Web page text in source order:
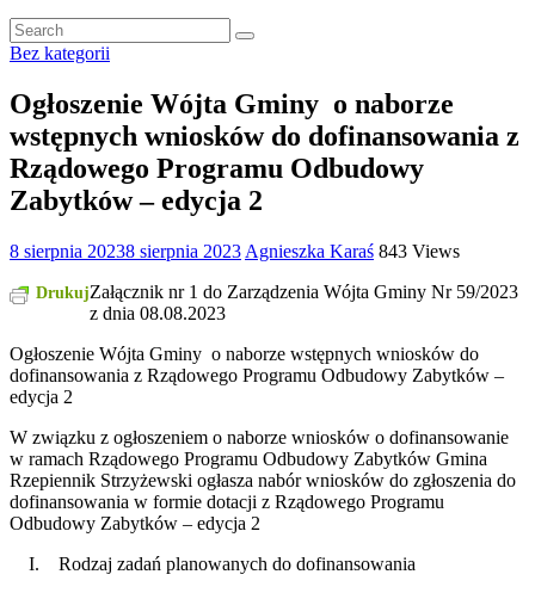
Bez kategorii
Ogłoszenie Wójta Gminy o naborze
wstępnych wniosków do dofinansowania z
Rządowego Programu Odbudowy
Zabytków – edycja 2
8 sierpnia 20238 sierpnia 2023 Agnieszka Karaś 843 Views
DrukujZałącznik nr 1 do Zarządzenia Wójta Gminy Nr 59/2023
z dnia 08.08.2023
Ogłoszenie Wójta Gminy o naborze wstępnych wniosków do
dofinansowania z Rządowego Programu Odbudowy Zabytków –
edycja 2
W związku z ogłoszeniem o naborze wniosków o dofinansowanie
w ramach Rządowego Programu Odbudowy Zabytków Gmina
Rzepiennik Strzyżewski ogłasza nabór wniosków do zgłoszenia do
dofinansowania w formie dotacji z Rządowego Programu
Odbudowy Zabytków – edycja 2
I. Rodzaj zadań planowanych do dofinansowania